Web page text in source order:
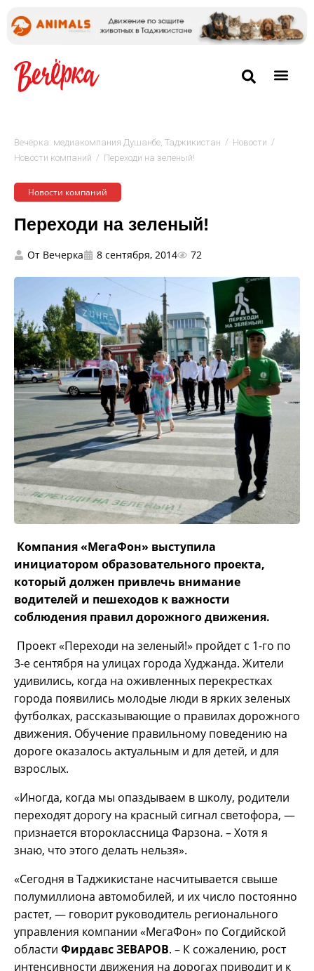
Вечёрка: медиакомпания Душанбе, Таджикистан / Новости /
Новости компаний / Переходи на зеленый!
Новости компаний
Переходи на зеленый!
От Вечерка 8 сентября, 2014 72
Компания «МегаФон» выступила
инициатором образовательного проекта,
который должен привлечь внимание
водителей и пешеходов к важности
соблюдения правил дорожного движения.
Проект «Переходи на зеленый!» пройдет с 1-го по
3-е сентября на улицах города Худжанда. Жители
удивились, когда на оживленных перекрестках
города появились молодые люди в ярких зеленых
футболках, рассказывающие о правилах дорожного
движения. Обучение правильному поведению на
дороге оказалось актуальным и для детей, и для
взрослых.
«Иногда, когда мы опаздываем в школу, родители
переходят дорогу на красный сигнал светофора, —
признается второклассница Фарзона. – Хотя я
знаю, что этого делать нельзя».
«Сегодня в Таджикистане насчитывается свыше
полумиллиона автомобилей, и их число постоянно
растет, — говорит руководитель регионального
управления компании «МегаФон» по Согдийской
области Фирдавс ЗЕВАРОВ. – К сожалению, рост
интенсивности движения на дорогах приводит и к